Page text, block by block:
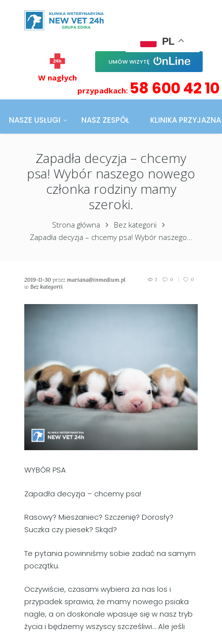
UMÓW WIZYTĘ
W nagłych
przypadkach: 58 600 42 10
NASZE USŁUGI NASZ ZESPÓŁ KLINIKA
Zapadła decyzja – chcemy
psa! Wybór naszego nowego
członka rodziny mamy
szeroki.
Strona główna
Bez kategorii
Zapadła decyzja – chcemy psa! Wybór naszego...
2019-11-30 przez mariana@inmedium.pl
w Bez kategorii
1 0 0
WYBÓR PSA
Zapadła decyzja – chcemy psa!
Rasowy? Mieszaniec? Szczenię? Dorosły?
Suczka czy piesek? Skąd?
Te pytania powinniśmy sobie zadać na samym
początku.
Oczywiście, czasami wybiera za nas los i
przypadek sprawia, że mamy nowego psiaka
nagle, a on doskonale wpasuje się w nasz tryb
życia i będziemy wszyscy szcześliwi… Ale jeśli
PL